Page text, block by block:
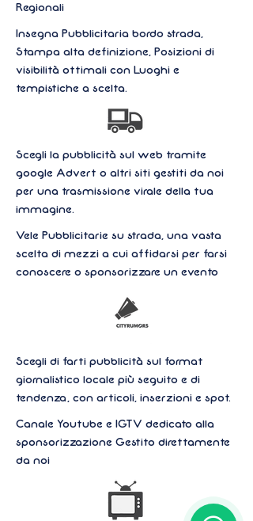
Regionali
Insegna Pubblicitaria bordo strada,
Stampa alta definizione, Posizioni di
visibilità ottimali con Luoghi e
tempistiche a scelta.
Scegli la pubblicità sul web tramite
google Advert o altri siti gestiti da noi
per una trasmissione virale della tua
immagine.
Vele Pubblicitarie su strada, una vasta
scelta di mezzi a cui affidarsi per farsi
conoscere o sponsorizzare un evento
Scegli di farti pubblicità sul format
giornalistico locale più seguito e di
tendenza, con articoli, inserzioni e spot.
Canale Youtube e IGTV dedicato alla
sponsorizzazione Gestito direttamente
da noi